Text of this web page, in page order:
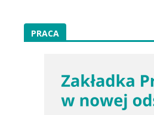
PRACA